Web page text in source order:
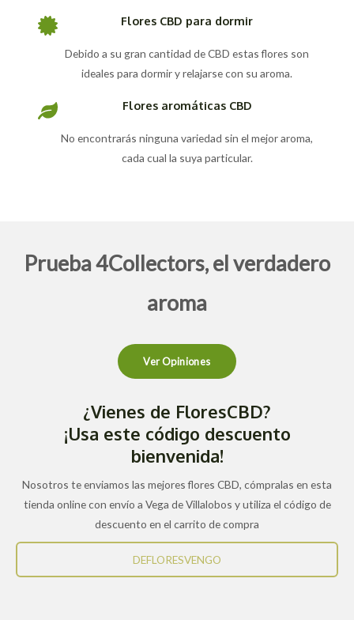
Flores CBD para dormir
Debido a su gran cantidad de CBD estas flores son
ideales para dormir y relajarse con su aroma.
Flores aromáticas CBD
No encontrarás ninguna variedad sin el mejor aroma,
cada cual la suya particular.
Prueba 4Collectors, el verdadero
aroma
Ver Opiniones
¿Vienes de FloresCBD?
¡Usa este código descuento
bienvenida!
Nosotros te enviamos las mejores flores CBD, cómpralas en esta
tienda online con envío a Vega de Villalobos y utiliza el código de
descuento en el carrito de compra
DEFLORESVENGO